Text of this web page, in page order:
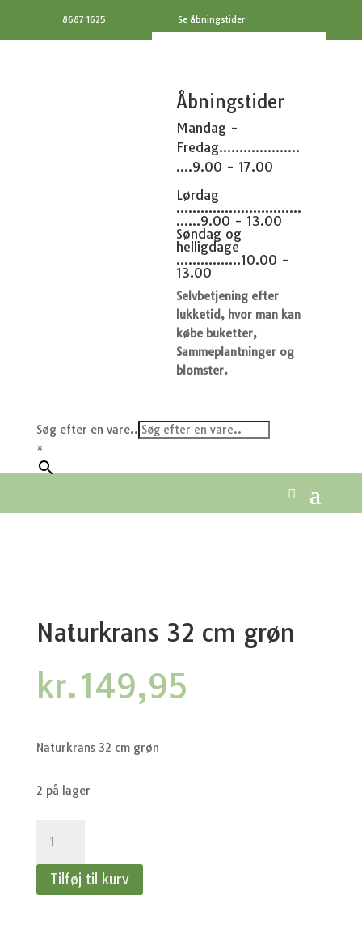
8687 1625 Se åbningstider
Åbningstider
Mandag -
Fredag....................
....9.00 - 17.00
Lørdag
...............................
......9.00 - 13.00
Søndag og
helligdage
................10.00 -
13.00
Selvbetjening efter
lukketid, hvor man kan
købe buketter,
Sammeplantninger og
blomster.
Søg efter en vare..
×
Naturkrans 32 cm grøn
kr.149,95
Naturkrans 32 cm grøn
2 på lager
cm
grønTilføj til kurv